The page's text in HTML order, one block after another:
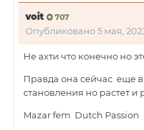
voit 707
Опубликовано5 мая,
Не ахти что конечно но
Правда она сейчас еще в
становления но растет и
Mazar fem Dutch Passion